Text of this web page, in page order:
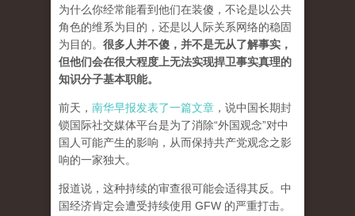
为什么你经常能看到他们在装傻，不论是以公共
角色的维系为目的，还是以人际关系网络的稳固
为目的。 很多人并不傻，并不是无从了解事实，
但他们会在很大程度上无法实现捍卫事实真理的
知识分子基本职能。
前天， 南华早报发表了一篇文章 ，说中国长期封
锁国际社交媒体平台是为了消除“外国观念”对中
国人可能产生的影响，从而保持共产党观念之影
响的一家独大。
报道说，这种持续的审查很可能会适得其反。中
国经济肯定会遭受持续使用 GFW 的严重打击。